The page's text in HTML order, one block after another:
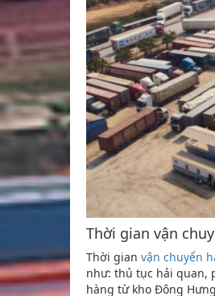
Thời gian vận
Thời gian vận chuyển
như: thủ tục hải quan,
hàng từ kho Đông